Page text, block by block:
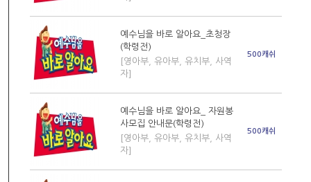
예수님을 바로 알아요_초청장
(학령전)
[영아부, 유아부, 유치부, 사역
자]
500캐쉬
예수님을 바로 알아요_ 자원봉
사모집 안내문(학령전)
[영아부, 유아부, 유치부, 사역
자]
500캐쉬